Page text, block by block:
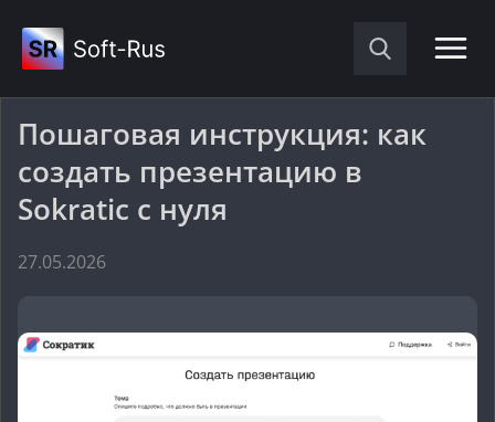
Пошаговая инструкция: как
создать презентацию в
Sokratic с нуля
27.05.2026